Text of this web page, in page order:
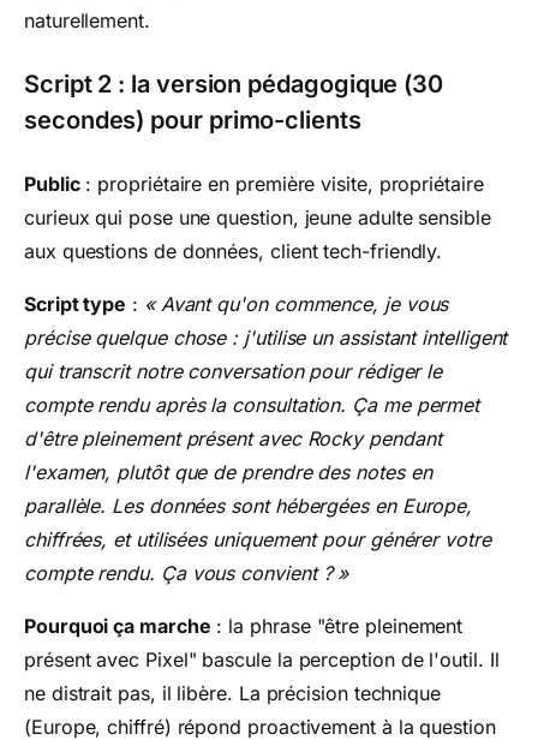
naturellement.
Script 2 : la version pédagogique (30
secondes) pour primo-clients
Public: propriétaire en première visite, propriétaire
curieux qui pose une question, jeune adulte sensible
aux questions de données, client tech-friendly.
Script type : « Avant qu'on commence, je vous
précise quelque chose : j'utilise un assistant intelligent
qui transcrit notre conversation pour rédiger le
compte rendu après la consultation. Ça me permet
d'être pleinement présent avec Rocky pendant
l'examen, plutôt que de prendre des notes en
parallèle. Les données sont hébergées en Europe,
chiffrées, et utilisées uniquement pour générer votre
compte rendu. Ça vous convient ? »
Pourquoi ça marche : la phrase "être pleinement
présent avec Pixel" bascule la perception de l'outil. Il
ne distrait pas, il libère. La précision technique
(Europe, chiffré) répond proactivement à la question